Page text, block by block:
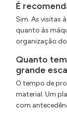
É
Sim. As visitas
quanto às
organização
Quanto
grande
O tempo de
material. Um
com